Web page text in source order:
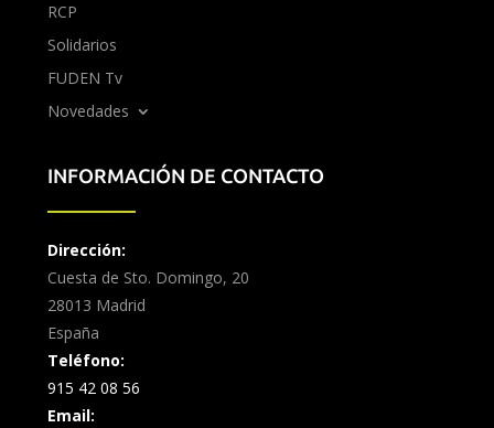
RCP
Solidarios
FUDEN Tv
Novedades
INFORMACIÓN DE CONTACTO
Dirección:
Cuesta de Sto. Domingo, 20
28013 Madrid
España
Teléfono:
915 42 08 56
Email: